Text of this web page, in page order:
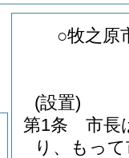
○牧之原
(設置)
第1条
市長
り、もっ